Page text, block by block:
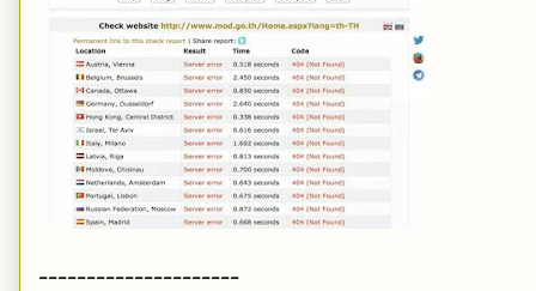
---------------------